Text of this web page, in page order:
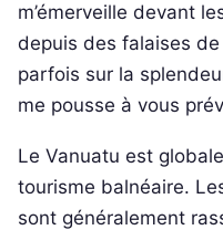
m’émerveille devant
depuis des falaises
parfois sur la
me pousse à vous
Le Vanuatu est
tourisme balnéaire.
sont généralement